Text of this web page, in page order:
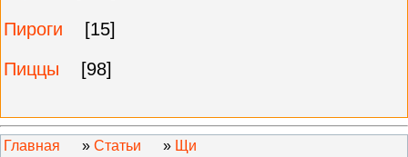
Пироги
[15]
Пиццы
[98]
Главная » Статьи » Щи